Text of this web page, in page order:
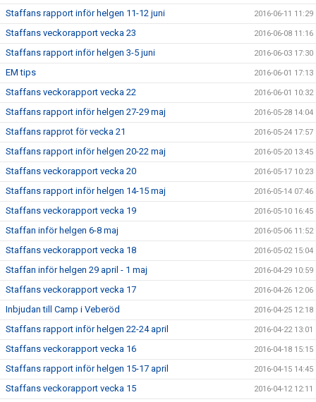
Staffans rapport inför helgen 11-12 juni 2016-06-11 11:29
Staffans veckorapport vecka 23 2016-06-08 11:16
Staffans rapport inför helgen 3-5 juni 2016-06-03 17:30
EM tips 2016-06-01 17:13
Staffans veckorapport vecka 22 2016-06-01 10:32
Staffans rapport inför helgen 27-29 maj 2016-05-28 14:04
Staffans rapprot för vecka 21 2016-05-24 17:57
Staffans rapport inför helgen 20-22 maj 2016-05-20 13:45
Staffans veckorapport vecka 20 2016-05-17 10:23
Staffans rapport inför helgen 14-15 maj 2016-05-14 07:46
Staffans veckorapport vecka 19 2016-05-10 16:45
Staffan inför helgen 6-8 maj 2016-05-06 11:52
Staffans veckorapport vecka 18 2016-05-02 15:04
Staffan inför helgen 29 april - 1 maj 2016-04-29 10:59
Staffans veckorapport vecka 17 2016-04-26 12:06
Inbjudan till Camp i Veberöd 2016-04-25 12:18
Staffans rapport inför helgen 22-24 april 2016-04-22 13:01
Staffans veckorapport vecka 16 2016-04-18 15:15
Staffans rapport inför helgen 15-17 april 2016-04-15 14:45
Staffans veckorapport vecka 15 2016-04-12 12:11